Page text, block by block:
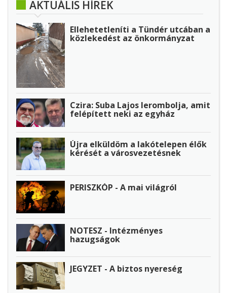
AKTUÁLIS HÍREK
Ellehetetleníti a Tündér utcában a
közlekedést az önkormányzat
Czira: Suba Lajos lerombolja, amit
felépített neki az egyház
Újra elküldöm a lakótelepen élők
kérését a városvezetésnek
PERISZKÓP - A mai világról
NOTESZ - Intézményes
hazugságok
JEGYZET - A biztos nyereség